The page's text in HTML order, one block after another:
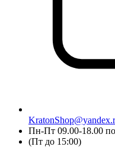
Пн-Пт 09.00-18.00
(Пт до 15:00)